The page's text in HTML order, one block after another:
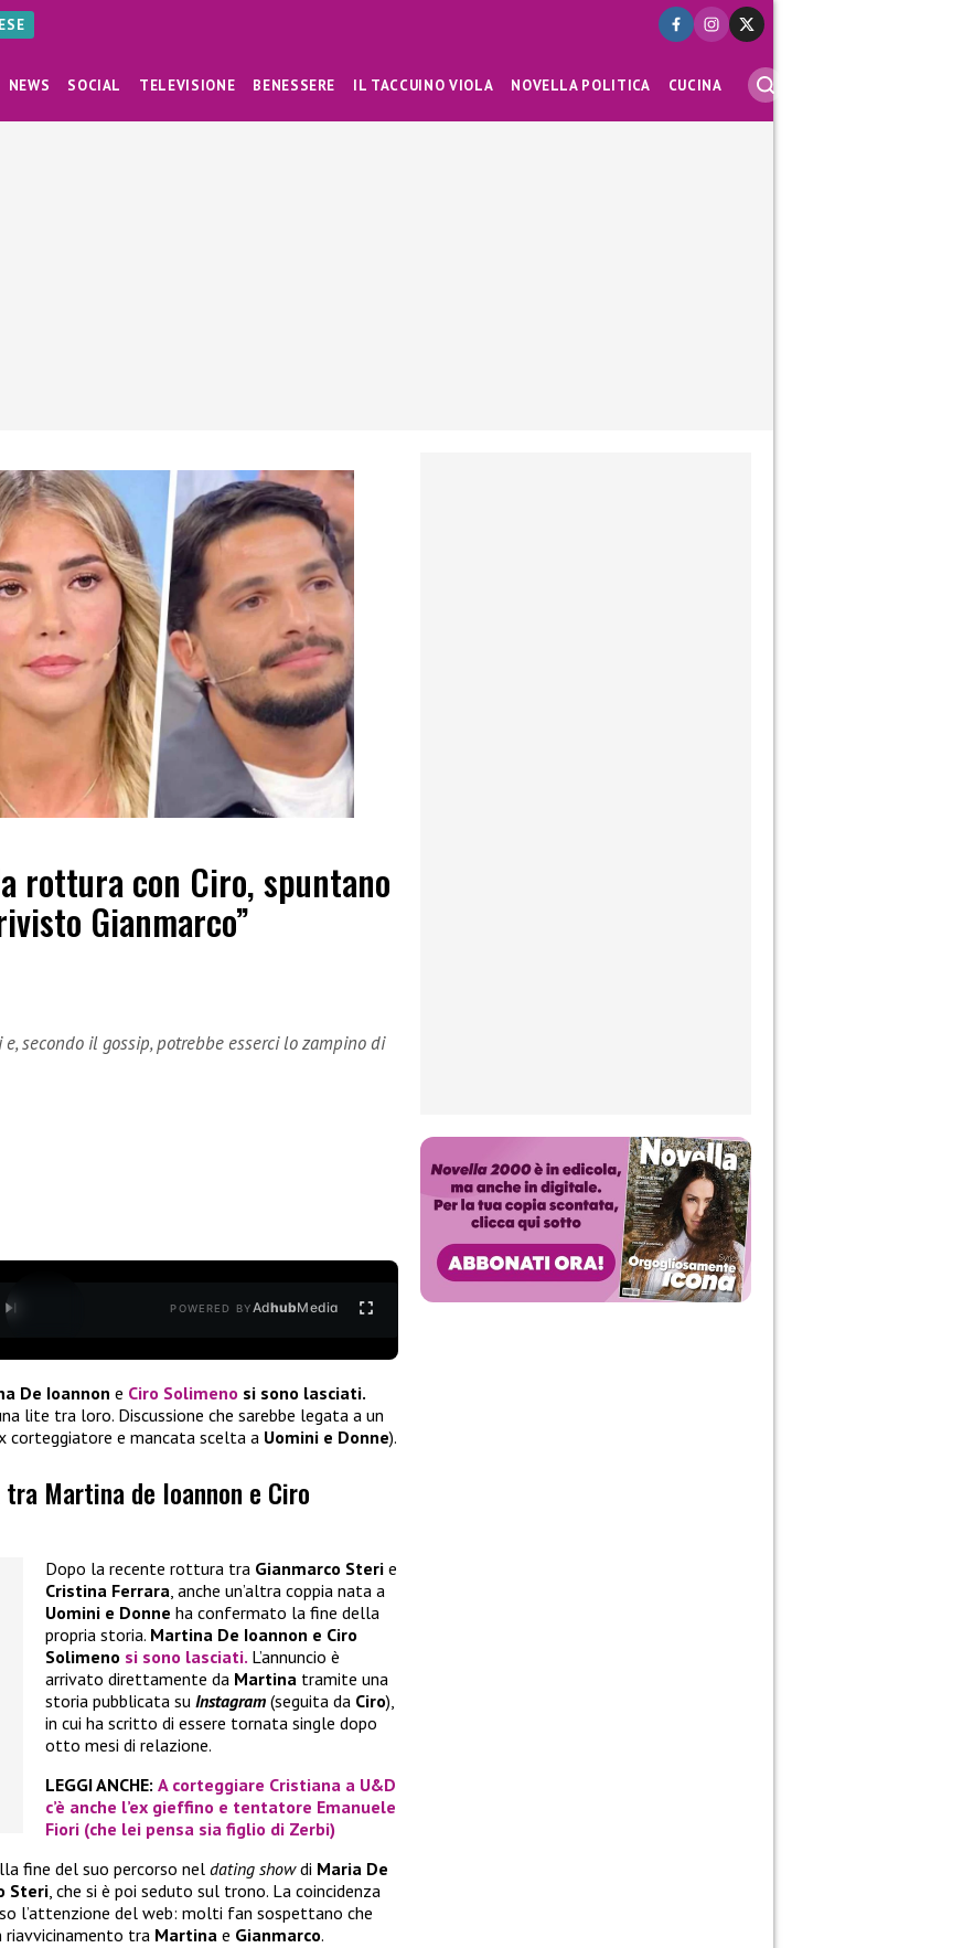
NEWS SOCIAL TELEVISIONE BENESSERE IL TACCUINO VIOLA NOVELLA POLITICA CUCINA
rottura con Ciro, spuntano
Gianmarco”
secondo il gossip, potrebbe esserci lo zampino di
POWERED BYAdhubMedia
De Ioannon e Ciro Solimeno si sono lasciati.
lite tra loro. Discussione che sarebbe legata a un
corteggiatore e mancata scelta a Uomini e Donne).
Martina de Ioannon e Ciro
Dopo la recente rottura tra Gianmarco Steri e
Cristina Ferrara, anche un’altra coppia nata a
Uomini e Donne ha confermato la fine della
propria storia. Martina De Ioannon e Ciro
Solimeno si sono lasciati. L’annuncio è
arrivato direttamente da Martina tramite una
storia pubblicata su Instagram (seguita da Ciro),
in cui ha scritto di essere tornata single dopo
otto mesi di relazione.
LEGGI ANCHE: A corteggiare Cristiana a U&D
c’è anche l’ex gieffino e tentatore Emanuele
Fiori (che lei pensa sia figlio di Zerbi)
fine del suo percorso neldating showdi Maria De
Steri, che si è poi seduto sul trono. La coincidenza
l’attenzione del web: molti fan sospettano che
riavvicinamento tra Martina e Gianmarco.